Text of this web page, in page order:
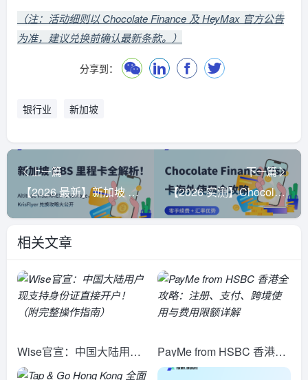
（注：活动细则以 Chocolate Finance 及 HeyMax 官方公告
为准，建议兑换前确认最新条款。）
分享到：
银行业 新加坡
上一篇
【2026 最新】新加坡 DBS 里程卡全解析！Altitude Visa/AMEX vs Vantage，KrisFlyer 兑换攻略大公开
下一篇
【2026 实测】Chocolate Finance Visa 卡海外使用全攻略：零手续费 + 汇率优势，这 3 类人最适合
相关文章
Wise官宣：中国大陆用户
现支持身份证直接开户！
PayMe from HSBC 香港全
攻略：注册、支付、跨境使